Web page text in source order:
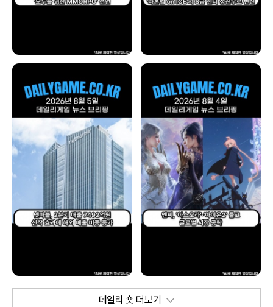
데일리 숏 더보기